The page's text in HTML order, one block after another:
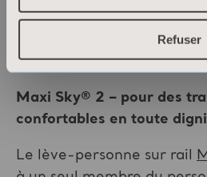
Refuser
LÈVE-PERSONNE SUR
Maxi Sky® 2 – pour des
confortables en toute
Le lève-personne sur rail